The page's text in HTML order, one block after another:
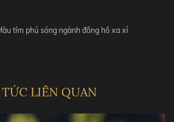
tím phủ sóng ngành đồng hồ xa xỉ
LIÊN QUAN